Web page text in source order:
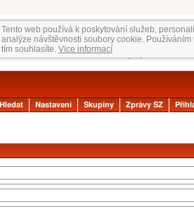
Tento web používá k poskytování služeb,
analýze návštěvnosti soubory cookie. Používáním
tím souhlasíte. Vice informací
Hledat Nastavení Skupiny Zprávy SZ